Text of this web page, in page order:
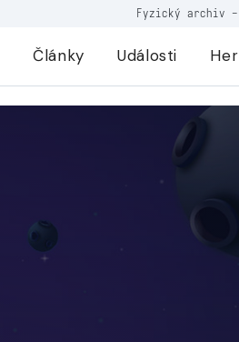
Fyzický archiv -
Články Události